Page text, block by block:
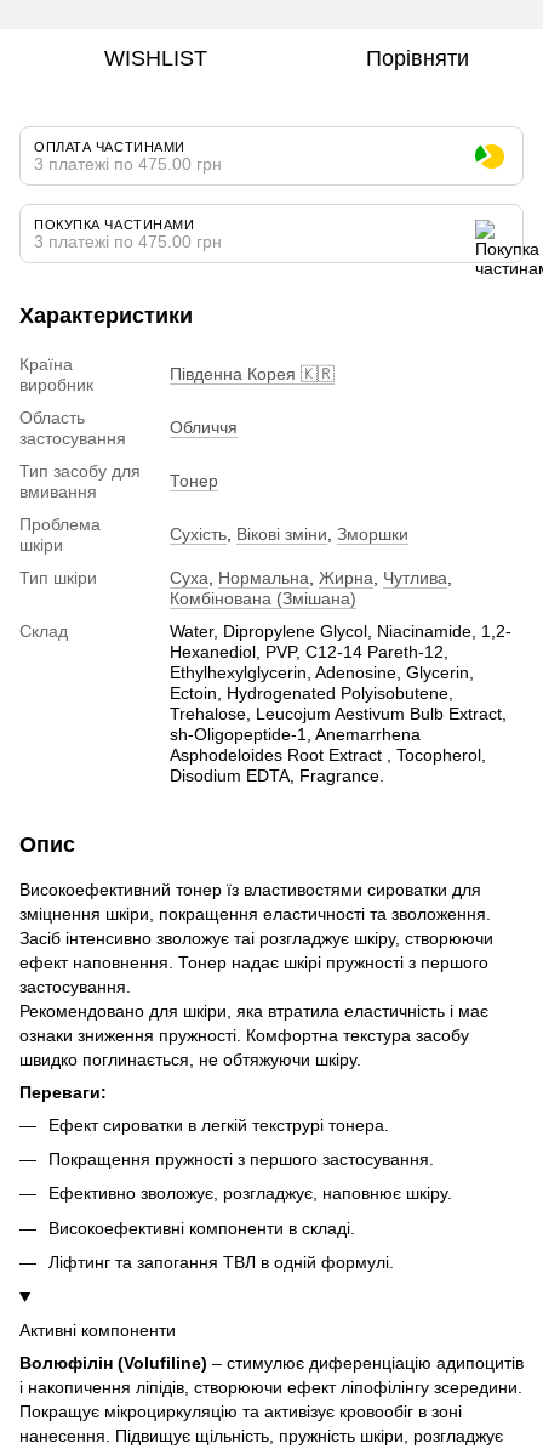
WISHLIST Порівняти
ОПЛАТА ЧАСТИНАМИ
3 платежі по 475.00 грн
ПОКУПКА ЧАСТИНАМИ
3 платежі по 475.00 грн
Характеристики
Країна
виробник
Південна Корея 🇰🇷
Область
застосування
Обличчя
Тип засобу для
вмивання
Тонер
Проблема
шкіри
Сухість Вікові зміни Зморшки
Тип шкіри Суха Нормальна Жирна Чутлива
Комбінована (Змішана)
Склад
Water, Dipropylene Glycol, Niacinamide, 1,2-
Hexanediol, PVP, C12-14 Pareth-12,
Ethylhexylglycerin, Adenosine, Glycerin,
Ectoin, Hydrogenated Polyisobutene,
Trehalose, Leucojum Aestivum Bulb Extract,
sh-Oligopeptide-1, Anemarrhena
Asphodeloides Root Extract , Tocopherol,
Disodium EDTA, Fragrance.
Опис
Високоефективний тонер їз властивостями сироватки для
зміцнення шкіри, покращення еластичності та зволоження.
Засіб інтенсивно зволожує таі розгладжує шкіру, створюючи
ефект наповнення. Тонер надає шкірі пружності з першого
застосування.
Рекомендовано для шкіри, яка втратила еластичність і має
ознаки зниження пружності. Комфортна текстура засобу
швидко поглинається, не обтяжуючи шкіру.
Переваги:
Ефект сироватки в легкій текструрі тонера.
Покращення пружності з першого застосування.
Ефективно зволожує, розгладжує, наповнює шкіру.
Високоефективні компоненти в складі.
Ліфтинг та запогання ТВЛ в одній формулі.
Активні компоненти
Волюфілін (Volufiline) – стимулює диференціацію адипоцитів
і накопичення ліпідів, створюючи ефект ліпофілінгу зсередини.
Покращує мікроциркуляцію та активізує кровообіг в зоні
нанесення. Підвищує щільність, пружність шкіри, розгладжує